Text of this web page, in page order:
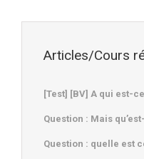
Articles/Cours
[Test] [BV] A qui est-
Question : Mais
Question : quelle est